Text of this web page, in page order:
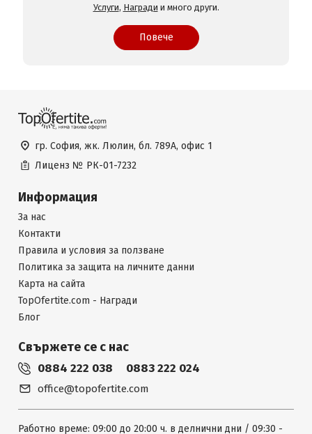
Услуги, Награди и много други.
Повече
гр. София, жк. Люлин, бл. 789А, офис 1
Лиценз № РК-01-7232
Информация
За нас
Контакти
Правила и условия за ползване
Политика за защита на личните данни
Карта на сайта
TopOfertite.com - Награди
Блог
Свържете се с нас
0884 222 038 0883 222 024
office@topofertite.com
Работно време: 09:00 до 20:00 ч. в делнични дни / 09:30 -